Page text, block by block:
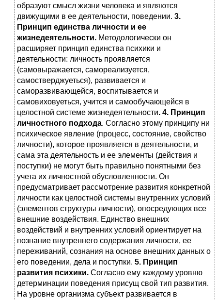
образуют смысл жизни человека и являются
движущими в ее деятельности, поведении. 3.
Принцип единства личности и ее
жизнедеятельности. Методологически он
расширяет принцип единства психики и
деятельности: личность проявляется
(самовыражается, самореализуется,
самостверджуеться), развивается и
саморазвивающейся, воспитывается и
самовиховуеться, учится и самообучающейся в
целостной системе жизнедеятельности. 4. Принцип
личностного подхода. Согласно этому принципу ни
психическое явление (процесс, состояние, свойство
личности), которое проявляется в деятельности, и
сама эта деятельность и ее элементы (действия и
поступки) не могут быть правильно понятными без
учета их личностной обусловленности. Он
предусматривает рассмотрение развития конкретной
личности как целостной системы внутренних условий
(элементов структуры личности), опосредующих все
внешние воздействия. Единство внешних
воздействий и внутренних условий ориентирует на
познание внутреннего содержания личности, ее
переживаний, сознания на основе внешних данных о
его поведении, дела и поступки. 5. Принцип
развития психики. Согласно ему каждому уровню
детерминации поведения присущ свой тип развития.
На уровне организма субъект развивается в